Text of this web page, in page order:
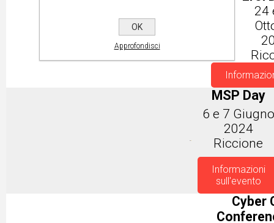
24
MSP Day
6 e 7 Giugno
2024
Riccione
Informazioni
sull'evento
Cyber
OK
Approfondisci